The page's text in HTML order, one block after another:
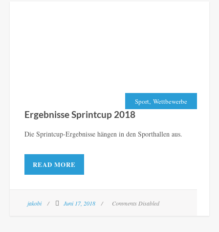
Sport, Wettbewerbe
Ergebnisse Sprintcup 2018
Die Sprintcup-Ergebnisse hängen in den Sporthallen aus.
READ MORE
jakobi Juni 17, 2018 Comments Disabled